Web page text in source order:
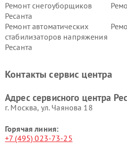
Ремонт снегоуборщиков
Ресанта
Ремонт автоматических
стабилизаторов напряжения
Ресанта
Контакты сервис центра
Адрес сервисного центра
г. Москва, ул. Чаянова 18
Горячая линия:
+7 (495) 023-73-25